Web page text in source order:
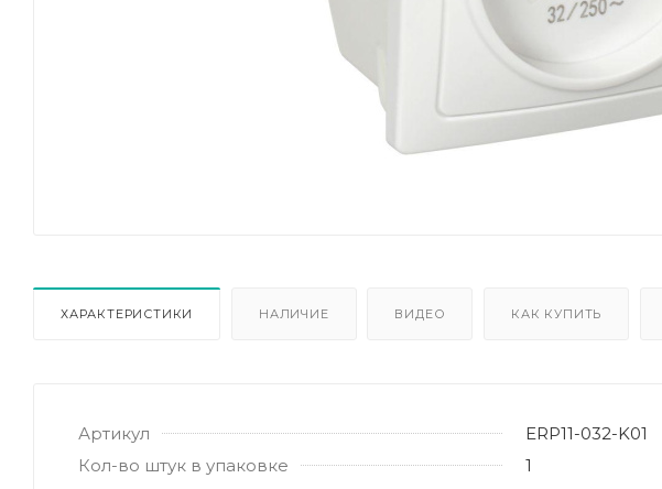
ХАРАКТЕРИСТИКИ НАЛИЧИЕ ВИДЕО КАК КУПИТЬ
Артикул
ERP11-032-K01
Кол-во штук в упаковке
1